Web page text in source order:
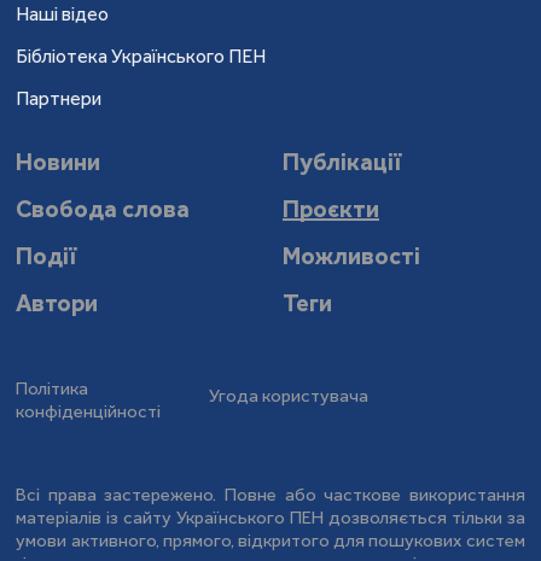
Наші відео
Бібліотека Українського ПЕН
Партнери
Новини
Публікації
Свобода слова
Проєкти
Події
Можливості
Автори
Теги
Політика
конфіденційності
Угода користувача
Всі права застережено. Повне або часткове використання
матеріалів із сайту Українського ПЕН дозволяється тільки за
умови активного, прямого, відкритого для пошукових систем